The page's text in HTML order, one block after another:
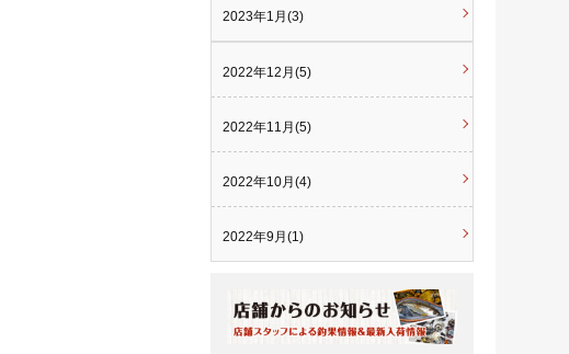
2023年1月(3)
2022年12月(5)
2022年11月(5)
2022年10月(4)
2022年9月(1)